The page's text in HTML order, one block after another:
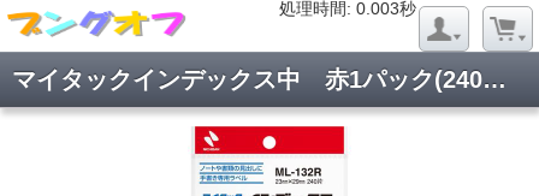
処理時間: 0.003秒
マイタックインデックス中 赤1パック(240片入) ML-132R
処理時間: 0.020秒